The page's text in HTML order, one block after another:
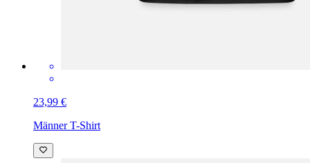
23,99 €
Männer T-Shirt